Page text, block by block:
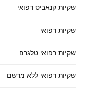
שקיות קנאביס רפואי
שקיות רפואי
שקיות רפואי טלגרם
שקיות רפואי ללא מרשם